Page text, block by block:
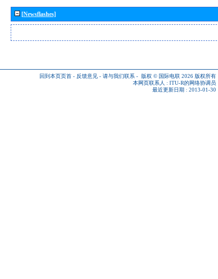
[Newsflashes]
回到本页页首 - 反馈意见 - 请与我们联系 - 版权 © 国际电联 2026 版权所有
本网页联系人 : ITU-R的网络协调员
最近更新日期 : 2013-01-30